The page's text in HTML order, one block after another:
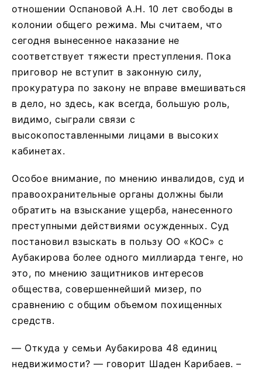
отношении Оспановой А.Н. 10 лет свободы в
колонии общего режима. Мы считаем, что
сегодня вынесенное наказание не
соответствует тяжести преступления. Пока
приговор не вступит в законную силу,
прокуратура по закону не вправе вмешиваться
в дело, но здесь, как всегда, большую роль,
видимо, сыграли связи с
высокопоставленными лицами в высоких
кабинетах.
Особое внимание, по мнению инвалидов, суд и
правоохранительные органы должны были
обратить на взыскание ущерба, нанесенного
преступными действиями осужденных. Суд
постановил взыскать в пользу ОО «КОС» с
Аубакирова более одного миллиарда тенге, но
это, по мнению защитников интересов
общества, совершеннейший мизер, по
сравнению с общим объемом похищенных
средств.
— Откуда у семьи Аубакирова 48 единиц
недвижимости? — говорит Шаден Карибаев. –